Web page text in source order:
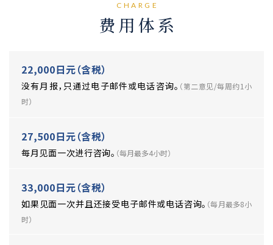
CHARGE
费用体系
22,000日元（含税）
没有月报，只通过电子邮件或电话咨询。 （第二意见/每周约1小
时）
27,500日元（含税）
每月见面一次进行咨询。 （每月最多4小时）
33,000日元（含税）
如果见面一次并且还接受电子邮件或电话咨询。 （每月最多8小
时）